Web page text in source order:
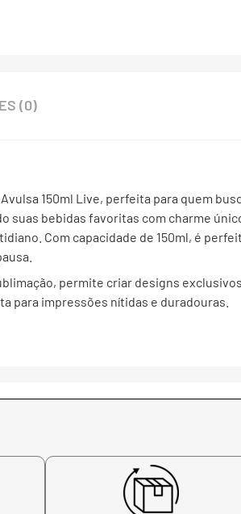
(0)
150ml Live, perfeita para quem
suas bebidas favoritas com charme
Com capacidade de 150ml, é
permite criar designs
para impressões nítidas e duradouras.